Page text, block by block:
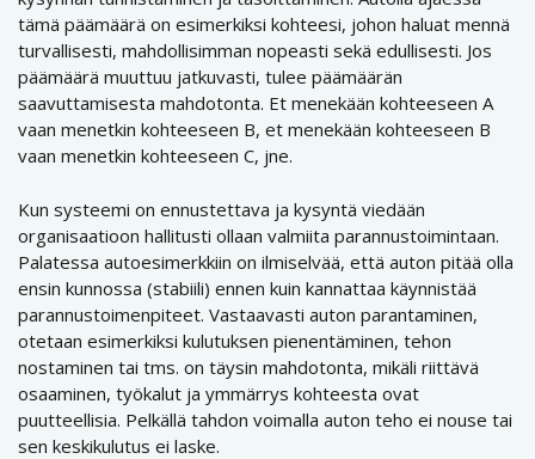
tämä päämäärä on esimerkiksi kohteesi, johon haluat mennä
turvallisesti, mahdollisimman nopeasti sekä edullisesti. Jos
päämäärä muuttuu jatkuvasti, tulee päämäärän
saavuttamisesta mahdotonta. Et menekään kohteeseen A
vaan menetkin kohteeseen B, et menekään kohteeseen B
vaan menetkin kohteeseen C, jne.
Kun systeemi on ennustettava ja kysyntä viedään
organisaatioon hallitusti ollaan valmiita parannustoimintaan.
Palatessa autoesimerkkiin on ilmiselvää, että auton pitää olla
ensin kunnossa (stabiili) ennen kuin kannattaa käynnistää
parannustoimenpiteet. Vastaavasti auton parantaminen,
otetaan esimerkiksi kulutuksen pienentäminen, tehon
nostaminen tai tms. on täysin mahdotonta, mikäli riittävä
osaaminen, työkalut ja ymmärrys kohteesta ovat
puutteellisia. Pelkällä tahdon voimalla auton teho ei nouse tai
sen keskikulutus ei laske.